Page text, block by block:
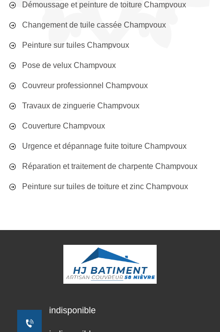
Démoussage et peinture de toiture Champvoux
Changement de tuile cassée Champvoux
Peinture sur tuiles Champvoux
Pose de velux Champvoux
Couvreur professionnel Champvoux
Travaux de zinguerie Champvoux
Couverture Champvoux
Urgence et dépannage fuite toiture Champvoux
Réparation et traitement de charpente Champvoux
Peinture sur tuiles de toiture et zinc Champvoux
indisponible